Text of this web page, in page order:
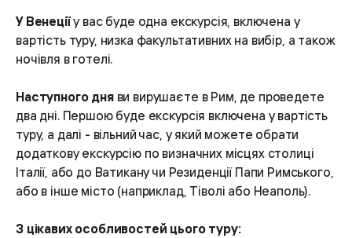
У Венеціїу вас буде одна екскурсія, включена у
вартість туру, низка факультативних на вибір, а також
ночівля в готелі.
Наступного дняви вирушаєте в Рим, де проведете
два дні. Першою буде екскурсія включена у вартість
туру, а далі - вільний час, у який можете обрати
додаткову екскурсію по визначних місцях столиці
Італії, або до Ватикану чи Резиденції Папи Римського,
або в інше місто (наприклад, Тіволі або Неаполь).
З цікавих особливостей цього туру: